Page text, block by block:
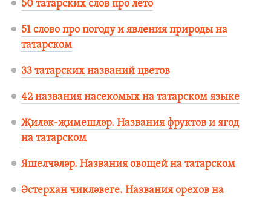
50 татарских слов про лето
51 слово про погоду и явления природы на
татарском
33 татарских названий цветов
42 названия насекомых на татарском языке
Җиләк-җимешләр. Названия фруктов и ягод
на татарском
Яшелчәләр. Названия овощей на татарском
Әстерхан чикләвеге. Названия орехов на